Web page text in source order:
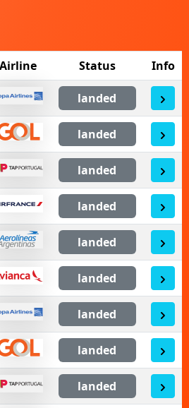
Airline Status
Info
landed
landed
landed
landed
landed
landed
landed
landed
landed